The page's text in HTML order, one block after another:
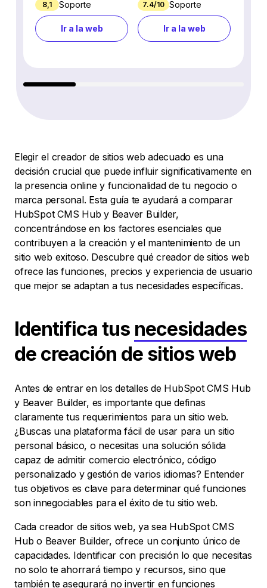
8,1 Soporte
Ir a la web
7.4/10 Soporte
Ir a la web
Elegir el creador de sitios web adecuado es una
decisión crucial que puede influir significativamente en
la presencia online y funcionalidad de tu negocio o
marca personal. Esta guía te ayudará a comparar
HubSpot CMS Hub y Beaver Builder,
concentrándose en los factores esenciales que
contribuyen a la creación y el mantenimiento de un
sitio web exitoso. Descubre qué creador de sitios web
ofrece las funciones, precios y experiencia de usuario
que mejor se adaptan a tus necesidades específicas.
Identifica tus necesidades
de creación de sitios web
Antes de entrar en los detalles de HubSpot CMS Hub
y Beaver Builder, es importante que definas
claramente tus requerimientos para un sitio web.
¿Buscas una plataforma fácil de usar para un sitio
personal básico, o necesitas una solución sólida
capaz de admitir comercio electrónico, código
personalizado y gestión de varios idiomas? Entender
tus objetivos es clave para determinar qué funciones
son innegociables para el éxito de tu sitio web.
Cada creador de sitios web, ya sea HubSpot CMS
Hub o Beaver Builder, ofrece un conjunto único de
capacidades. Identificar con precisión lo que necesitas
no solo te ahorrará tiempo y recursos, sino que
también te asegurará no invertir en funciones